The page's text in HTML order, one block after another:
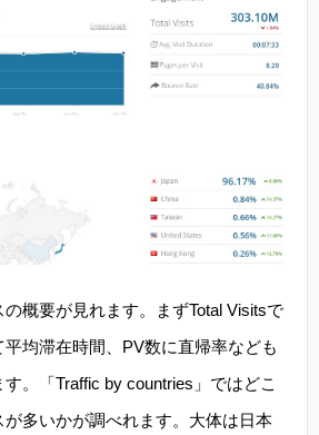
概要が見れます。まずTotal Visitsで
均滞在時間、PV数に直帰率なども
。「Traffic by countries」ではどこ
多いかが調べれます。大体は日本